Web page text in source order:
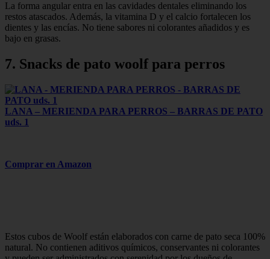
La forma angular entra en las cavidades dentales eliminando los
restos atascados. Además, la vitamina D y el calcio fortalecen los
dientes y las encías. No tiene sabores ni colorantes añadidos y es
bajo en grasas.
7. Snacks de pato woolf para perros
LANA – MERIENDA PARA PERROS – BARRAS DE PATO
uds. 1
Comprar en Amazon
Estos cubos de Woolf están elaborados con carne de pato seca 100%
natural. No contienen aditivos químicos, conservantes ni colorantes